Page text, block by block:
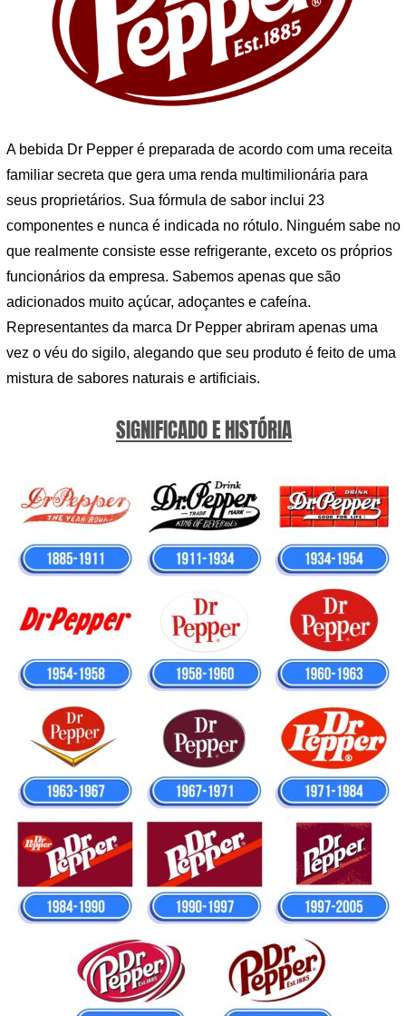
A bebida Dr Pepper é preparada de acordo com uma receita
familiar secreta que gera uma renda multimilionária para
seus proprietários. Sua fórmula de sabor inclui 23
componentes e nunca é indicada no rótulo. Ninguém sabe no
que realmente consiste esse refrigerante, exceto os próprios
funcionários da empresa. Sabemos apenas que são
adicionados muito açúcar, adoçantes e cafeína.
Representantes da marca Dr Pepper abriram apenas uma
vez o véu do sigilo, alegando que seu produto é feito de uma
mistura de sabores naturais e artificiais.
SIGNIFICADO E HISTÓRIA